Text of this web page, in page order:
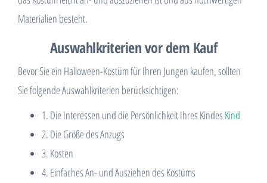
Materialien besteht.
Auswahlkriterien vor dem Kauf
Bevor Sie ein Halloween-Kostüm für Ihren Jungen kaufen, sollten
Sie folgende Auswahlkriterien berücksichtigen:
1. Die Interessen und die Persönlichkeit Ihres Kindes Kind
2. Die Größe des Anzugs
3. Kosten
4. Einfaches An- und Ausziehen des Kostüms